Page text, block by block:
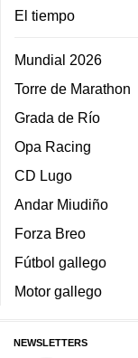
El tiempo
Mundial 2026
Torre de Marathon
Grada de Río
Opa Racing
CD Lugo
Andar Miudiño
Forza Breo
Fútbol gallego
Motor gallego
NEWSLETTERS